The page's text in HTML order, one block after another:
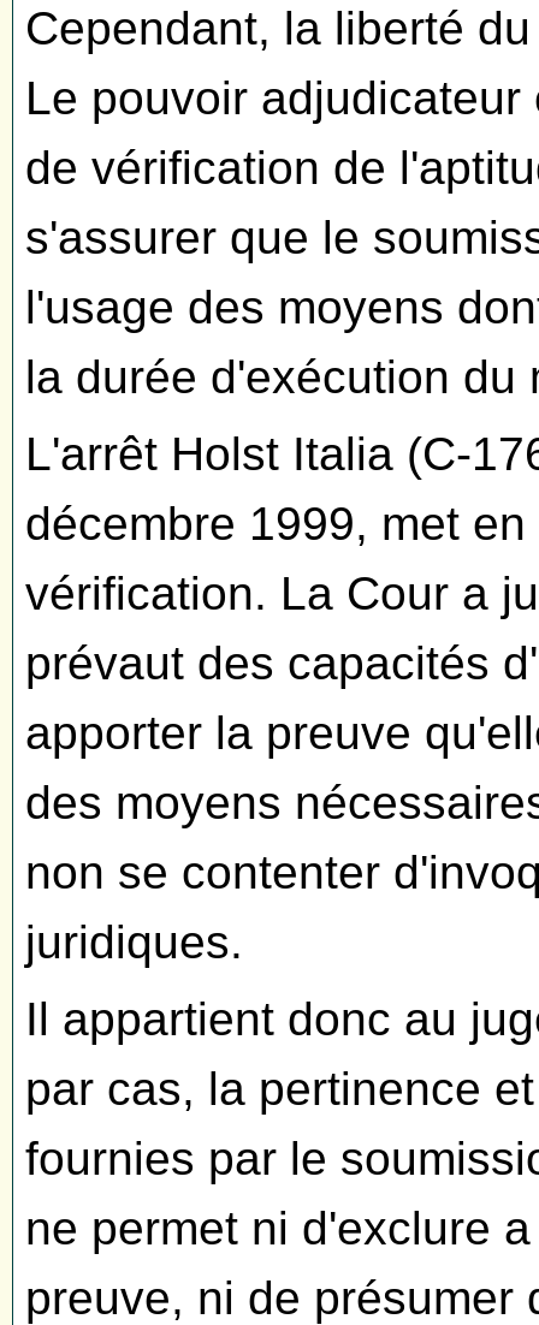
Cependant, la liberté
Le pouvoir
de vérification de
s'assurer que le
l'usage des moyens
la durée d'exécution du
L'arrêt Holst Italia (C-
décembre 1999, met
vérification. La Cour a
prévaut des capacités
apporter la preuve
des moyens
non se contenter
juridiques.
Il appartient donc au
par cas, la pertinence
fournies par le
ne permet ni d'exclure
preuve, ni de présumer